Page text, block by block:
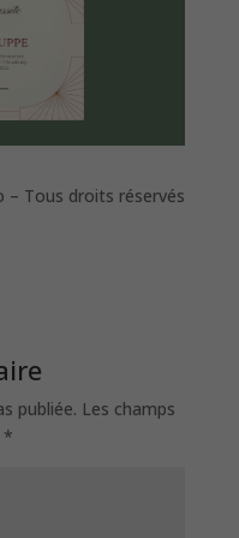
– Tous droits réservés
publiée. Les champs
*